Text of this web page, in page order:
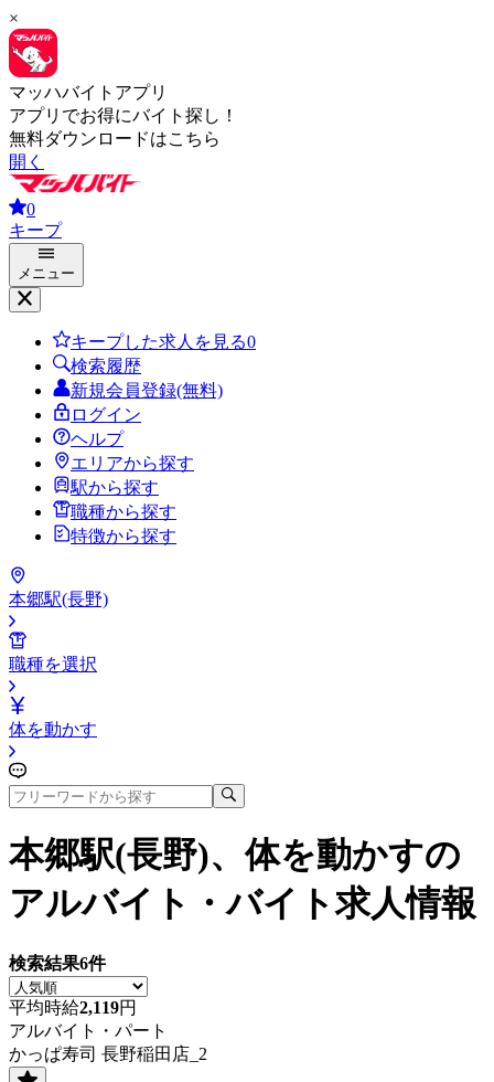
×
マッハバイトアプリ
アプリでお得にバイト探し！
無料ダウンロードはこちら
開く
0
キープ
メニュー
キープした求人を見る0
検索履歴
新規会員登録(無料)
ログイン
ヘルプ
エリアから探す
駅から探す
職種から探す
特徴から探す
本郷駅(長野)
職種を選択
体を動かす
本郷駅(長野)、体を動かすの
アルバイト・バイト求人情報
検索結果6件
平均時給2,119円
アルバイト・パート
かっぱ寿司 長野稲田店_2